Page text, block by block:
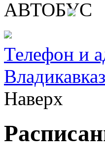
Телефон и
Наверх